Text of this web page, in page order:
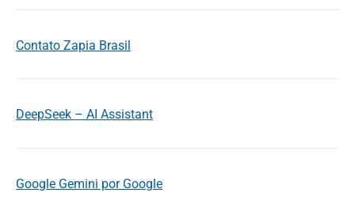
Contato Zapia Brasil
DeepSeek – AI Assistant
Google Gemini por Google